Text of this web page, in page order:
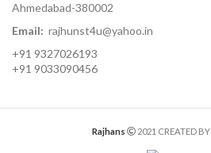
Ahmedabad-380002
Email: rajhunst4u@yahoo.in
+91 9327026193
+91 9033090456
Rajhans 2021 CREATED BY